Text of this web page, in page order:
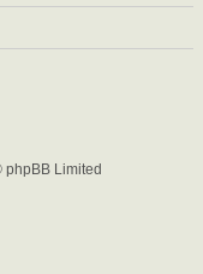
Limited